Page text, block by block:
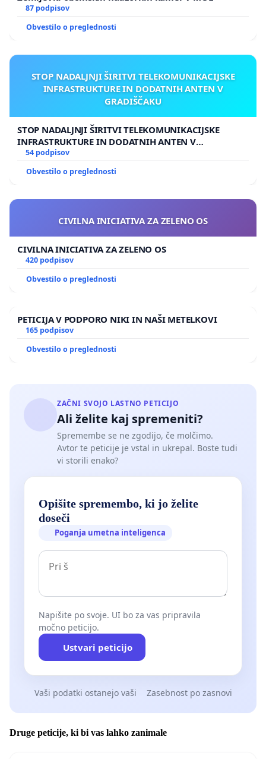
87 podpisov
Obvestilo o preglednosti
STOP NADALJNJI ŠIRITVI TELEKOMUNIKACIJSKE
INFRASTRUKTURE IN DODATNIH ANTEN V
GRADIŠČAKU
STOP NADALJNJI ŠIRITVI TELEKOMUNIKACIJSKE
INFRASTRUKTURE IN DODATNIH ANTEN V
GRADIŠČAKU
54 podpisov
Obvestilo o preglednosti
CIVILNA INICIATIVA ZA ZELENO OS
CIVILNA INICIATIVA ZA ZELENO OS
420 podpisov
Obvestilo o preglednosti
PETICIJA V PODPORO NIKI IN NAŠI METELKOVI
165 podpisov
Obvestilo o preglednosti
ZAČNI SVOJO LASTNO PETICIJO
Ali želite kaj spremeniti?
Spremembe se ne zgodijo, če molčimo.
Avtor te peticije je vstal in ukrepal. Boste tudi
vi storili enako?
Opišite spremembo, ki jo želite
doseči
Poganja umetna inteligenca
Napišite po svoje. UI bo za vas pripravila
močno peticijo.
Ustvari peticijo
Vaši podatki ostanejo vaši Zasebnost po zasnovi
Druge peticije, ki bi vas lahko zanimale